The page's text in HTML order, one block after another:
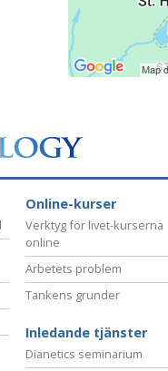
Online-kurser
Verktyg för livet-kurserna
online
Arbetets problem
Tankens grunder
Inledande tjänster
Dianetics seminarium